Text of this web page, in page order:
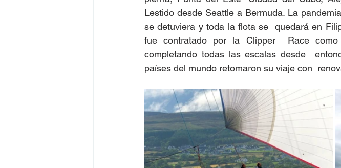
Lestido desde Seattle a Bermuda. La
se detuviera y toda la flota se  quedará en
fue contratado por la Clipper  Race
completando todas las escalas desde
países del mundo retomaron su viaje con